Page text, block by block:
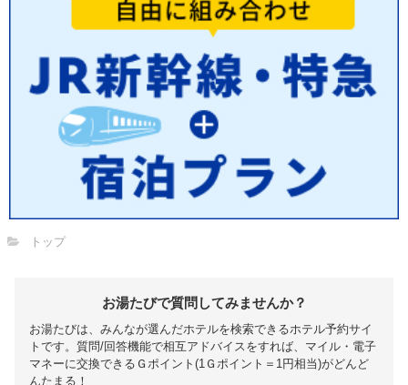
トップ
お湯たびで質問してみませんか？
お湯たびは、みんなが選んだホテルを検索できるホテル予約サイ
トです。質問/回答機能で相互アドバイスをすれば、マイル・電子
マネーに交換できるＧポイント(1Ｇポイント＝1円相当)がどんど
んたまる！